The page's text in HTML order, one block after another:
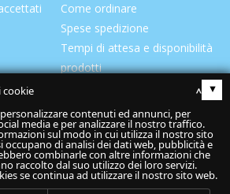
Come ordinare
Spese spedizione
Tempi di attesa e disponibilità
prodotti
cookie
▴
contenuti ed annunci, per
media e per analizzare il nostro traffico.
sul modo in cui utilizza il nostro sito
occupano di analisi dei dati web, pubblicità e
combinarle con altre informazioni che
raccolto dal suo utilizzo dei loro servizi.
se continua ad utilizzare il nostro sito web.